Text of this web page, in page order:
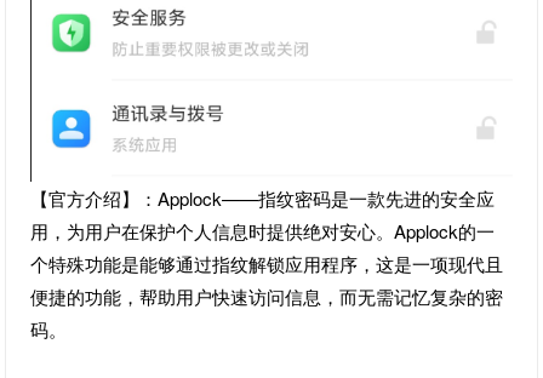
【官方介绍】：Applock——指纹密码是一款先进的安全应
用，为用户在保护个人信息时提供绝对安心。Applock的一
个特殊功能是能够通过指纹解锁应用程序，这是一项现代且
便捷的功能，帮助用户快速访问信息，而无需记忆复杂的密
码。